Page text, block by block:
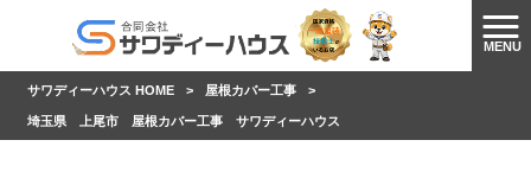
MENU
サワディーハウス HOME > 屋根カバー工事 >
埼玉県 上尾市 屋根カバー工事 サワディーハウス